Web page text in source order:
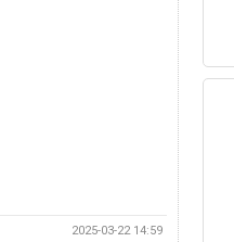
2025-03-22 14:59